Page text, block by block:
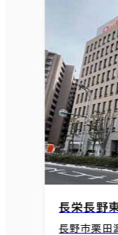
長栄長野
長野市栗